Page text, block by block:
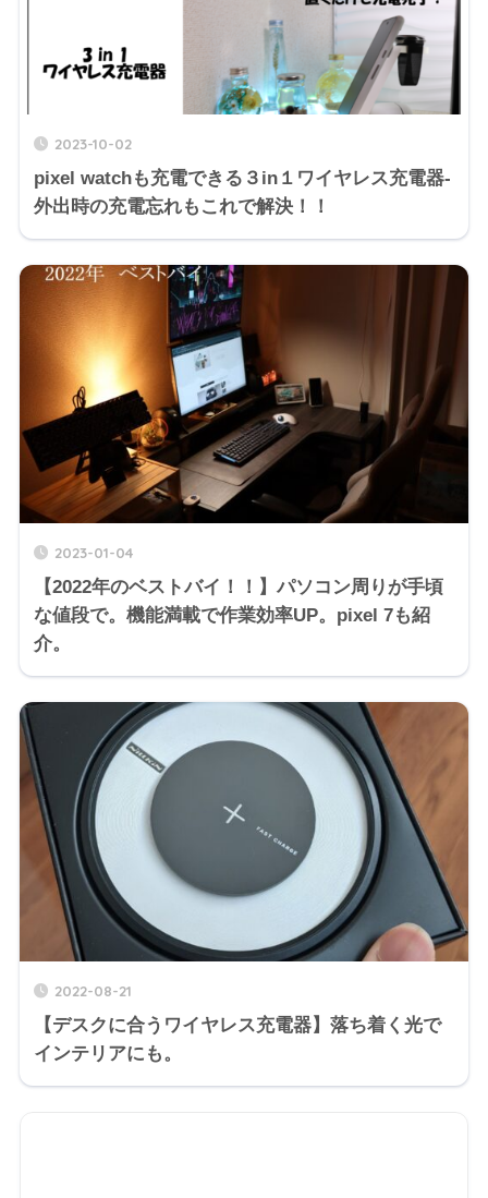
2023-10-02
pixel watchも充電できる３in１ワイヤレス充電器-
外出時の充電忘れもこれで解決！！
2023-01-04
【2022年のベストバイ！！】パソコン周りが手頃
な値段で。機能満載で作業効率UP。pixel 7も紹
介。
2022-08-21
【デスクに合うワイヤレス充電器】落ち着く光で
インテリアにも。